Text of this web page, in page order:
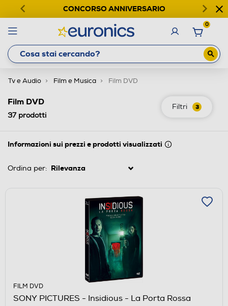
CONCORSO ANNIVERSARIO
0
Tv e Audio Film e Musica Film DVD
Filtri 3
Film DVD
37prodotti
Informazioni sui prezzi e prodotti visualizzati
Ordina per:
FILM DVD
SONY PICTURES - Insidious - La Porta Rossa